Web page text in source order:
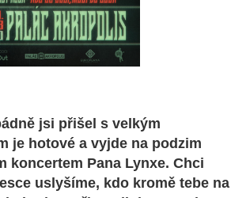
jsi přišel s velkým
je hotové a vyjde na podzim
koncertem Pana Lynxe. Chci
uslyšíme, kdo kromě tebe na